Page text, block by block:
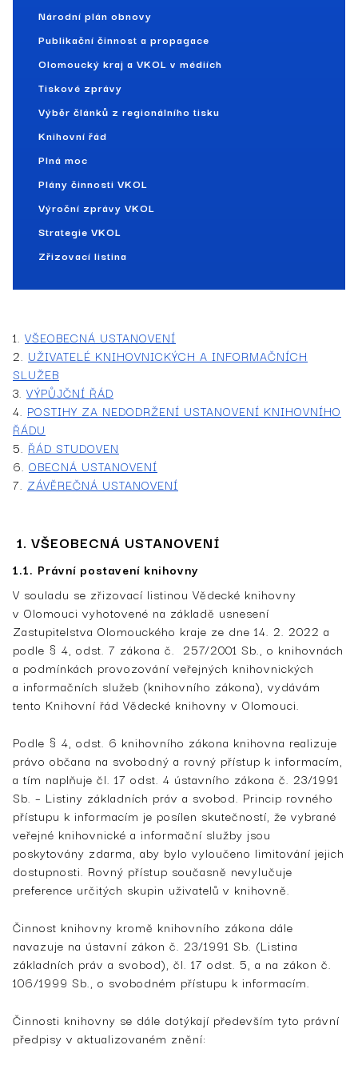
Národní plán obnovy
Publikační činnost a propagace
Olomoucký kraj a VKOL v médiích
Tiskové zprávy
Výběr článků z regionálního tisku
Knihovní řád
Plná moc
Plány činnosti VKOL
Výroční zprávy VKOL
Strategie VKOL
Zřizovací listina
1. ­ VŠEOBECNÁ USTANOVENÍ
2. UŽIVATELÉ KNIHOVNICKÝCH A INFORMAČNÍCH
SLUŽEB
3. VÝPŮJČNÍ ŘÁD
4. POSTIHY ZA NEDODRŽENÍ USTANOVENÍ KNIHOVNÍHO
ŘÁDU
5. ŘÁD STUDOVEN
6. OBECNÁ USTANOVENÍ
7. ZÁVĚREČNÁ USTANOVENÍ­
1. VŠEOBECNÁ USTANOVENÍ
1.1. Právní postavení knihovny
V souladu se zřizovací listinou Vědecké knihovny
v Olomouci vyhotovené na základě usnesení
Zastupitelstva Olomouckého kraje ze dne 14. 2. 2022 a
podle § 4, odst. 7 zákona č. 257/2001 Sb., o knihovnách
a podmínkách provozování veřejných knihovnických
a informačních služeb (knihovního zákona), vydávám
tento Knihovní řád Vědecké knihovny v Olomouci.
Podle § 4, odst. 6 knihovního zákona knihovna realizuje
právo občana na svobodný a rovný přístup k informacím,
a tím naplňuje čl. 17 odst. 4 ústavního zákona č. 23/1991
Sb. – Listiny základních práv a svobod. Princip rovného
přístupu k informacím je posílen skutečností, že vybrané
veřejné knihovnické a informační služby jsou
poskytovány zdarma, aby bylo vyloučeno limitování jejich
dostupnosti. Rovný přístup současně nevylučuje
preference určitých skupin uživatelů v knihovně.
Činnost knihovny kromě knihovního zákona dále
navazuje na ústavní zákon č. 23/1991 Sb. (Listina
základních práv a svobod), čl. 17 odst. 5, a na zákon č.
106/1999 Sb., o svobodném přístupu k informacím.
Činnosti knihovny se dále dotýkají především tyto právní
předpisy v aktualizovaném znění: